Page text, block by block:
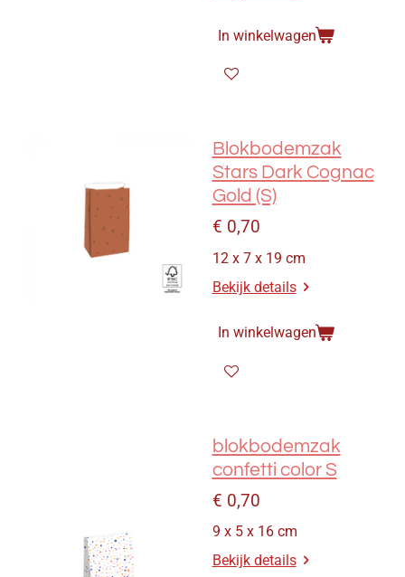
In winkelwagen
Blokbodemzak
Stars Dark Cognac
Gold (S)
€ 0,70
12 x 7 x 19 cm
Bekijk details
In winkelwagen
blokbodemzak
confetti color S
€ 0,70
9 x 5 x 16 cm
Bekijk details